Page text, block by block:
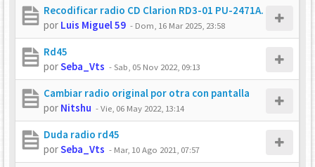
Recodificar radio CD Clarion RD3-01 PU-2471A.
por Luis Miguel 59 - Dom, 16 Mar 2025, 23:58
Rd45
porSeba_Vts -Sab, 05 Nov 2022, 09:13
Cambiar radio original por otra con pantalla
por Nitshu -Vie, 06 May 2022, 13:14
Duda radio rd45
porSeba_Vts - Mar, 10 Ago 2021, 07:57